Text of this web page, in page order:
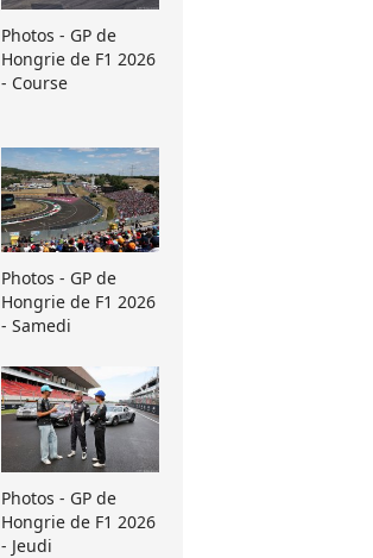
Photos - GP de
Hongrie de F1 2026
- Course
Photos - GP de
Hongrie de F1 2026
- Samedi
Photos - GP de
Hongrie de F1 2026
- Jeudi